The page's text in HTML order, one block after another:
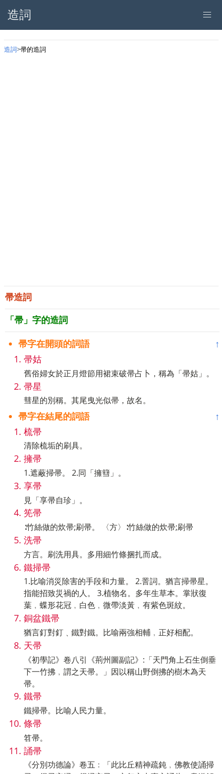
造詞
造詞 帚的造詞
帚造詞
「帚」字的造詞
帚字在開頭的詞語
↑
帚姑
舊俗婦女於正月燈節用裙束破帚占卜，稱為「帚姑」。
帚星
彗星的別稱。其尾曳光似帚，故名。
帚字在結尾的詞語
↑
梳帚
清除梳垢的刷具。
擁帚
1.遮蔽掃帚。 2.同「擁篲」。
享帚
見「享帚自珍」。
筅帚
∶竹絲做的炊帚;刷帚。 〈方〉∶竹絲做的炊帚;刷帚
洗帚
方言。刷洗用具。多用細竹條捆扎而成。
鐵掃帚
1.比喻消災除害的手段和力量。 2.詈詞。猶言掃帚星。
指能招致災禍的人。 3.植物名。多年生草本。掌狀復
葉﹐蝶形花冠﹐白色﹐微帶淡黃﹐有紫色斑紋。
銅盆鐵帚
猶言釘對釘﹑鐵對鐵。比喻兩強相輔﹐正好相配。
天帚
《初學記》卷八引《荊州圖副記》:「天門角上石生倒垂
下一竹拂﹐謂之天帚。」因以稱山野倒拂的樹木為天
帚。
鐵帚
鐵掃帚。比喻人民力量。
條帚
笤帚。
誦帚
《分別功德論》卷五﹕「此比丘精神疏鈍﹐佛教使誦掃